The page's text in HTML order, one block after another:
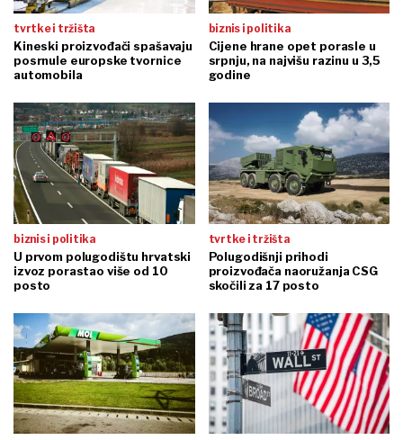
tvrtke i tržišta
Kineski proizvođači spašavaju
posrnule europske tvornice
automobila
biznis i politika
Cijene hrane opet porasle u
srpnju, na najvišu razinu u 3,5
godine
biznis i politika
U prvom polugodištu hrvatski
izvoz porastao više od 10
posto
tvrtke i tržišta
Polugodišnji prihodi
proizvođača naoružanja CSG
skočili za 17 posto